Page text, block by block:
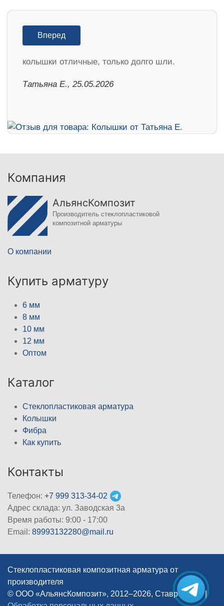
Вперед
колышки отличные, только долго шли.
Татьяна Е., 25.05.2026
Компания
АльянсКомпозит
Производитель стеклопластиковой
композитной арматуры
О компании
Купить арматуру
6 мм
8 мм
10 мм
12 мм
Оптом
Каталог
Стеклопластиковая арматура
Колышки
Фибра
Как купить
Контакты
Телефон: +7 999 313-34-02
Адрес склада: ул. Заводская 3а
Время работы: 9:00 - 17:00
Email: 89993132280@mail.ru
Стеклопластиковая композитная арматура от
производителя
© ООО «АльянсКомпозит», 2012–2026, Ставрополь
|